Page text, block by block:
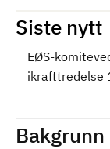
Siste nytt
EØS-
ikrafttredelse
Bakgrunn